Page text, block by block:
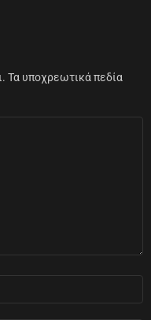
Τα υποχρεωτικά πεδία